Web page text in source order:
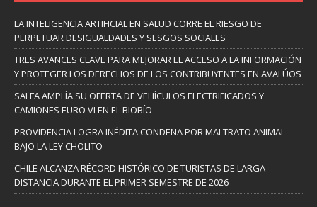
LA INTELIGENCIA ARTIFICIAL EN SALUD CORRE EL RIESGO DE
PERPETUAR DESIGUALDADES Y SESGOS SOCIALES
TRES AVANCES CLAVE PARA MEJORAR EL ACCESO A LA INFORMACIÓN
Y PROTEGER LOS DERECHOS DE LOS CONTRIBUYENTES EN AVALÚOS
SALFA AMPLÍA SU OFERTA DE VEHÍCULOS ELECTRIFICADOS Y
CAMIONES EURO VI EN EL BIOBÍO
PROVIDENCIA LOGRA INÉDITA CONDENA POR MALTRATO ANIMAL
BAJO LA LEY CHOLITO
CHILE ALCANZA RÉCORD HISTÓRICO DE TURISTAS DE LARGA
DISTANCIA DURANTE EL PRIMER SEMESTRE DE 2026